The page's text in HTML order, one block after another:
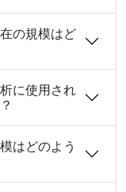
の規模はど
に使用され
はどのよう